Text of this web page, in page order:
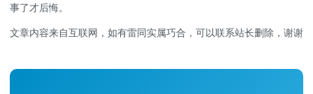
事了才后悔。
文章内容来自互联网，如有雷同实属巧合，可以联系站长删除，谢谢